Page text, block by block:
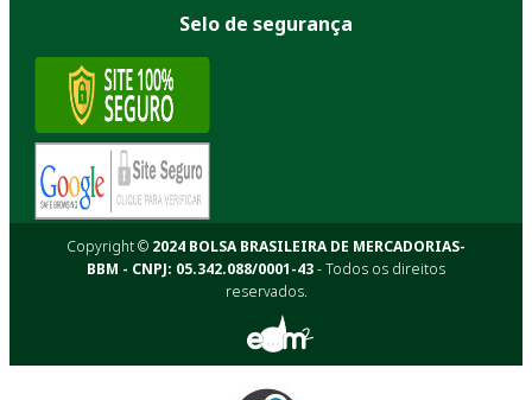
Selo de segurança
Copyright © 2024 BOLSA BRASILEIRA DE MERCADORIAS-
BBM - CNPJ: 05.342.088/0001-43- Todos os direitos
reservados.